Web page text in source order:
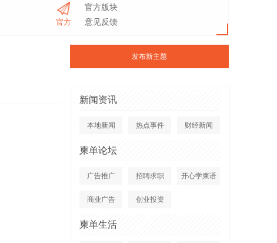
官方
官方版块
意见反馈
发布新主题
新闻资讯
本地新闻 热点事件 财经新闻
柬单论坛
广告推广 招聘求职 开心学柬语
商业广告 创业投资
柬单生活